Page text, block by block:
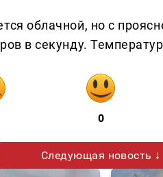
облачной, но с
в секунду.
0
Следующая новость ↓